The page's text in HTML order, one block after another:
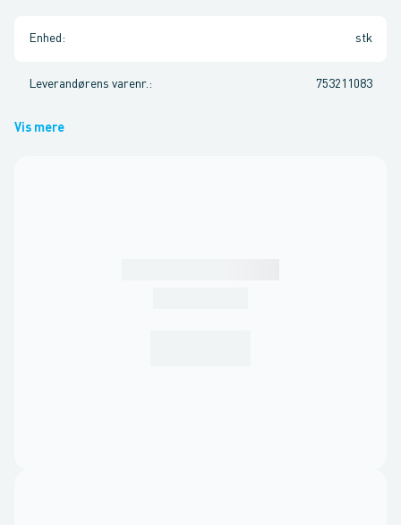
Enhed : stk
Leverandørens varenr. : 753211083
Vis mere